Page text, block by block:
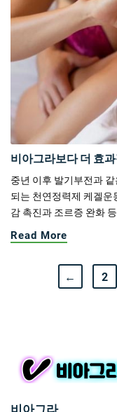
비아그라보다 더 효
중년 이후 발기부전과
되는 천연정력제 케겔운
감 촉진과 조르증 완화
Read More
← 2
비아그라